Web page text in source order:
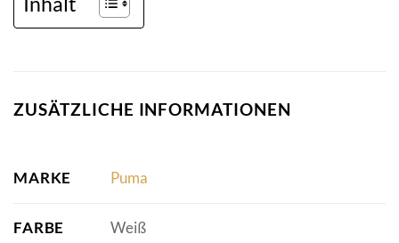
ZUSÄTZLICHE INFORMATIONEN
MARKE Puma
FARBE Weiß